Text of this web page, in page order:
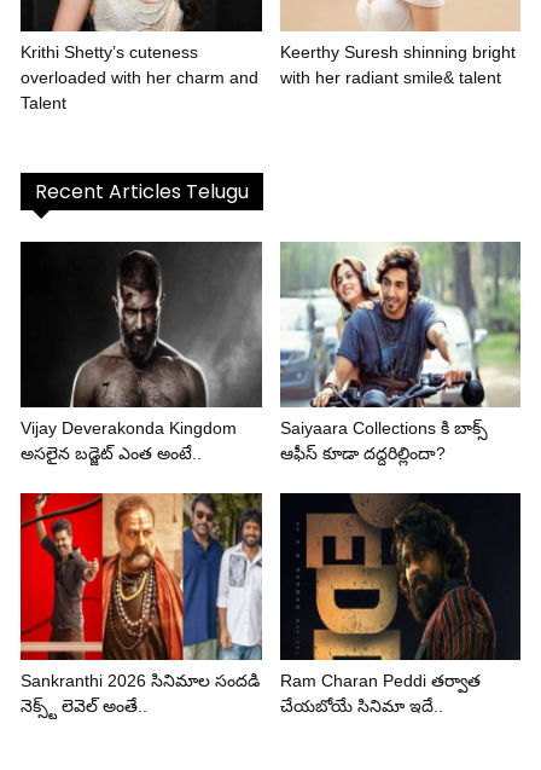
Krithi Shetty’s cuteness
overloaded with her charm and
Talent
Keerthy Suresh shinning bright
with her radiant smile& talent
Recent Articles Telugu
Vijay Deverakonda Kingdom
అసలైన బడ్జెట్ ఎంత అంటే..
Saiyaara Collections కి బాక్స్
ఆఫీస్ కూడా దద్దరిల్లిందా?
Sankranthi 2026 సినిమాల సందడి
నెక్స్ట్ లెవెల్ అంతే..
Ram Charan Peddi తర్వాత
చేయబోయే సినిమా ఇదే..